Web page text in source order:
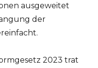
ausgeweitet
der
2023 trat